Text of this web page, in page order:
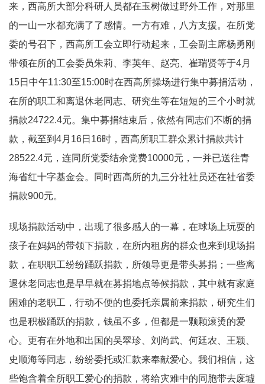
来，西高所大部分科研人员都在玉树做过野外工作，对那里
的一山一水都充满了了感情。一方有难，八方支援。在所党
委的号召下，西高所工会立即行动起来，工会副主席杨勇刚
带领在所的工会委员朱莉、李英年、赵亮、崔瑞贤等于4月
15日中午11:30至15:00时在西高所操场进行集中募捐活动，
在所的职工和离退休老同志、研究生等在短短的三个小时就
捐款24722.4元。集中募捐结束后，依然有同志们不断的捐
款，截至到4月16日16时，西高所职工群众累计捐款共计
28522.4元，连同所党委结余党费10000元，一并已送往青
海省红十字基金会。同时西高所的九三分社社员还在社省委
捐款900元。
现场捐款活动中，出现了很多感人的一幕，在球场上玩耍的
孩子在妈妈的带领下捐款，在所内租房的群众也来到现场捐
款，在职职工纷纷踊跃捐款，所领导更是带头募捐；一些离
退休老同志也是早早就在募捐地点等候捐款，其中就有家庭
困难的老职工，行动不便的也委托亲属前来捐款，研究生们
也是积极踊跃的捐款，钱虽不多，但都是一颗颗滚烫的爱
心。更有在外地和出国的吴翠珍、刘尚武、何廷农、王颖、
史顺海等同志，纷纷委托或汇款来奉献爱心。我们相信，这
些饱含着全所职工爱心的捐款，将给灾难中的同胞带去废墟